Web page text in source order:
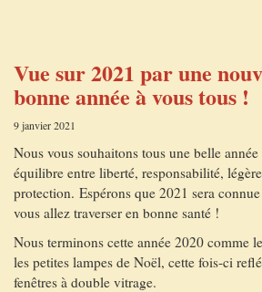
Vue sur 2021 par une
bonne année à vous tous !
9 janvier 2021
Nous vous souhaitons tous une belle
équilibre entre liberté, responsabilité,
protection. Espérons que 2021 sera
vous allez traverser en bonne santé !
Nous terminons cette année 2020 comme
les petites lampes de Noël, cette fois-ci
fenêtres à double vitrage.